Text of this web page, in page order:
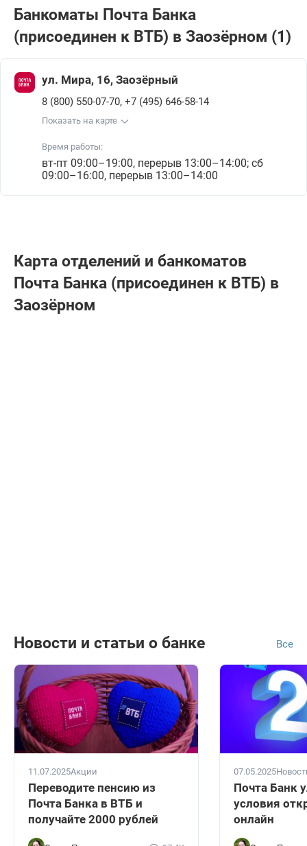
Банкоматы Почта Банкa
(присоединен к ВТБ) в Заозёрном (1)
ул. Мира, 16, Заозёрный
8 (800) 550-07-70, +7 (495) 646-58-14
Показать на карте
Время работы:
вт-пт 09:00–19:00, перерыв 13:00–14:00; сб
09:00–16:00, перерыв 13:00–14:00
Карта отделений и банкоматов
Почта Банкa (присоединен к ВТБ) в
Заозёрном
Новости и статьи о банке Все
11.07.2025Акции
Переводите пенсию из
Почта Банка в ВТБ и
получайте 2000 рублей
07.05.2025
Почта Банк
условия
онлайн